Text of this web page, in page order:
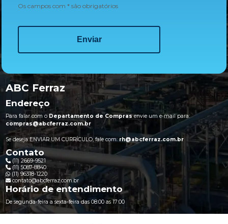
Os campos com * são obrigatórios
ABC Ferraz
Endereço
Para falar com o Departamento de Comprasenvie um e-mail para:
compras@abcferraz.com.br
Se deseja ENVIAR UM CURRÍCULO, fale com: rh@abcferraz.com.br
Contato
(11) 2669-9521
(11) 5087-8840
(11) 96318-1220
contato@abcferraz.com.br
Horário de entendimento
De segunda-feira a sexta-feira das 08:00 as 17:00